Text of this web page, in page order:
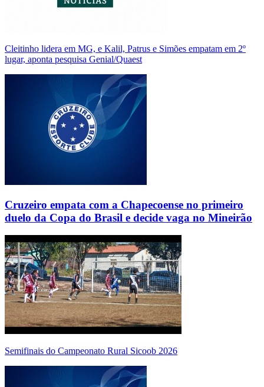
Cleitinho lidera em MG, e Kalil, Patrus e Simões empatam em 2º
lugar, aponta pesquisa Genial/Quaest
Cruzeiro empata com a Chapecoense no primeiro
duelo da Copa do Brasil e decide vaga no Mineirão
Semifinais do Campeonato Rural Sicoob 2026